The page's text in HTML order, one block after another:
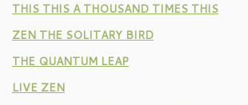
THIS THIS A THOUSAND TIMES THIS
ZEN THE SOLITARY BIRD
THE QUANTUM LEAP
LIVE ZEN